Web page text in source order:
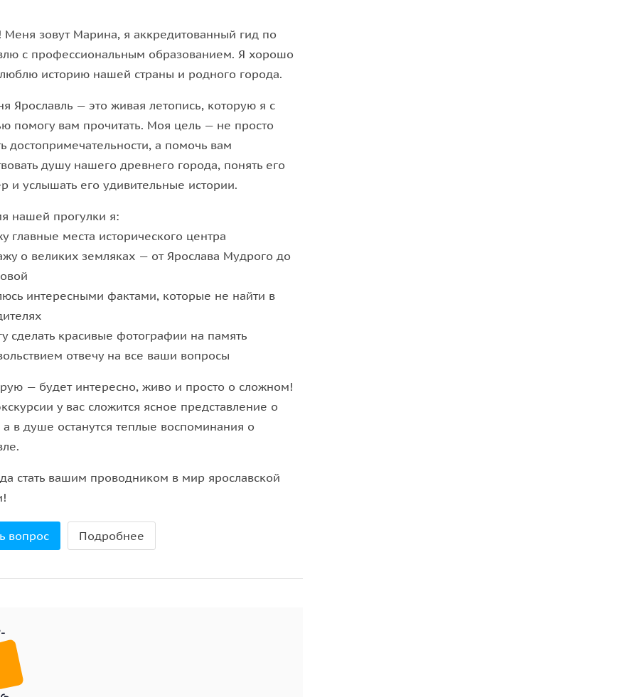
центр целиком является объектом
красивые церкви, но научимся понимать язык
силу князя Ярослава Мудрого у его
ветру, узнаете о мужестве ополчения Минина и
Терешковой. Это живая история России,
которой вы сможетесамостоятельно и осознанно
путешественника.
после которого вы полюбите этот город
Меня зовут Марина, я аккредитованный гид по
с профессиональным образованием. Я хорошо
историю нашей страны и родного города.
Ярославль — это живая летопись, которую я с
помогу вам прочитать. Моя цель — не просто
достопримечательности, а помочь вам
душу нашего древнего города, понять его
и услышать его удивительные истории.
нашей прогулки я:
главные места исторического центра
о великих земляках — от Ярослава Мудрого до
интересными фактами, которые не найти в
сделать красивые фотографии на память
отвечу на все ваши вопросы
— будет интересно, живо и просто о сложном!
у вас сложится ясное представление о
а в душе останутся теплые воспоминания о
стать вашим проводником в мир ярославской
вопрос Подробнее